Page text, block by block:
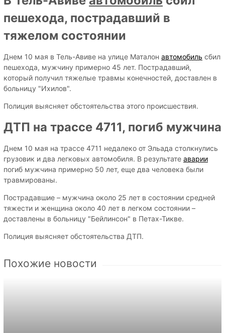
пешехода, пострадавший в
тяжелом состоянии
Днем 10 мая в Тель-Авиве на улице Маталон автомобиль сбил
пешехода, мужчину примерно 45 лет. Пострадавший,
который получил тяжелые травмы конечностей, доставлен в
больницу "Ихилов".
Полиция выясняет обстоятельства этого происшествия.
ДТП на трассе 4711, погиб мужчина
Днем 10 мая на трассе 4711 недалеко от Эльада столкнулись
грузовик и два легковых автомобиля. В результате аварии
погиб мужчина примерно 50 лет, еще два человека были
травмированы.
Пострадавшие – мужчина около 25 лет в состоянии средней
тяжести и женщина около 40 лет в легком состоянии –
доставлены в больницу "Бейлинсон" в Петах-Тикве.
Полиция выясняет обстоятельства ДТП.
Похожие новости